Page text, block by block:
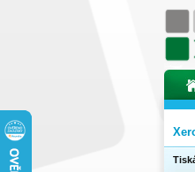
úvodní